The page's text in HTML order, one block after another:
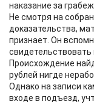
наказание за грабеж.
Не смотря на
доказательства,
признает. Он
свидетельствовать
Происхождение
рублей нигде
Однако на записи
входе в подъезд,